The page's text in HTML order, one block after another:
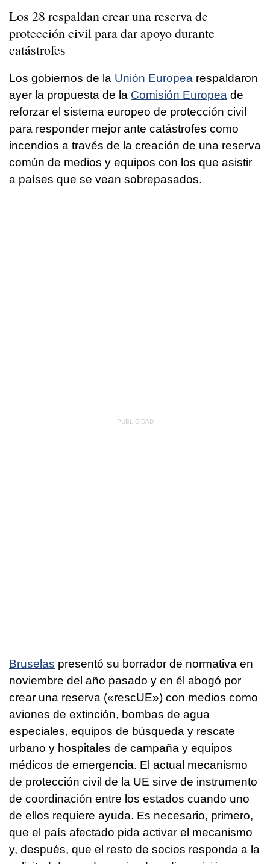
Los 28 respaldan crear una reserva de
protección civil para dar apoyo durante
catástrofes
Los gobiernos de la Unión Europea respaldaron
ayer la propuesta de la Comisión Europea de
reforzar el sistema europeo de protección civil
para responder mejor ante catástrofes como
incendios a través de la creación de una reserva
común de medios y equipos con los que asistir
a países que se vean sobrepasados.
Bruselas presentó su borrador de normativa en
noviembre del año pasado y en él abogó por
crear una reserva («rescUE») con medios como
aviones de extinción, bombas de agua
especiales, equipos de búsqueda y rescate
urbano y hospitales de campaña y equipos
médicos de emergencia. El actual mecanismo
de protección civil de la UE sirve de instrumento
de coordinación entre los estados cuando uno
de ellos requiere ayuda. Es necesario, primero,
que el país afectado pida activar el mecanismo
y, después, que el resto de socios responda a la